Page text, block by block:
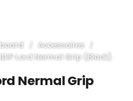
Accessoires
Lord Nermal Grip (Black)
Nermal Grip